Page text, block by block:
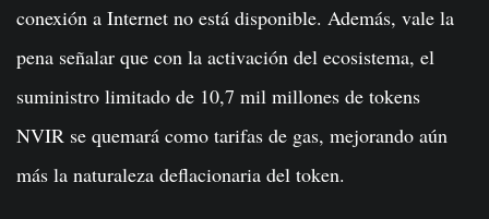
conexión a Internet no está disponible. Además, vale la
pena señalar que con la activación del ecosistema, el
suministro limitado de 10,7 mil millones de tokens
NVIR se quemará como tarifas de gas, mejorando aún
más la naturaleza deflacionaria del token.